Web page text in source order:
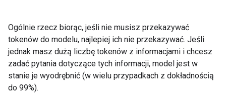
Ogólnie rzecz biorąc, jeśli nie musisz przekazywać
tokenów do modelu, najlepiej ich nie przekazywać. Jeśli
jednak masz dużą liczbę tokenów z informacjami i chcesz
zadać pytania dotyczące tych informacji, model jest w
stanie je wyodrębnić (w wielu przypadkach z dokładnością
do 99%).